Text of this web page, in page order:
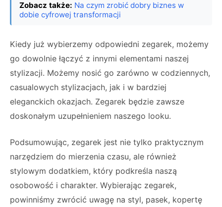
Zobacz także: Na czym zrobić dobry biznes w
dobie cyfrowej transformacji
Kiedy już wybierzemy odpowiedni zegarek, możemy
go dowolnie łączyć z innymi elementami naszej
stylizacji. Możemy nosić go zarówno w codziennych,
casualowych stylizacjach, jak i w bardziej
eleganckich okazjach. Zegarek będzie zawsze
doskonałym uzupełnieniem naszego looku.
Podsumowując, zegarek jest nie tylko praktycznym
narzędziem do mierzenia czasu, ale również
stylowym dodatkiem, który podkreśla naszą
osobowość i charakter. Wybierając zegarek,
powinniśmy zwrócić uwagę na styl, pasek, kopertę